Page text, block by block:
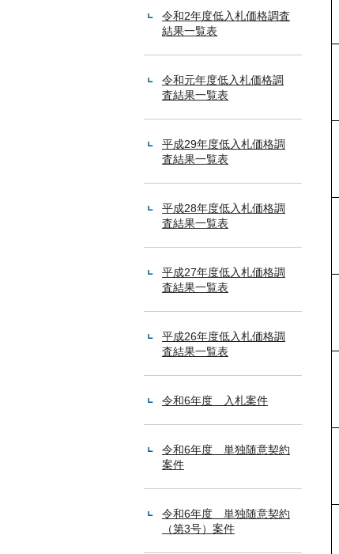
令和2年度低入札価格調査
結果一覧表
令和元年度低入札価格調
査結果一覧表
平成29年度低入札価格調
査結果一覧表
平成28年度低入札価格調
査結果一覧表
平成27年度低入札価格調
査結果一覧表
平成26年度低入札価格調
査結果一覧表
令和6年度 入札案件
令和6年度 単独随意契約
案件
令和6年度 単独随意契約
（第3号）案件